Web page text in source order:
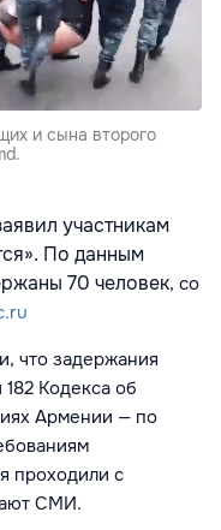
и сына второго
участникам
По данным
70 человек, со
что задержания
Кодекса об
Армении — по
проходили с
СМИ.